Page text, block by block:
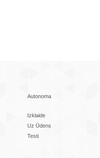
Autonoma
Izklaide
Uz Ūdens
Testi